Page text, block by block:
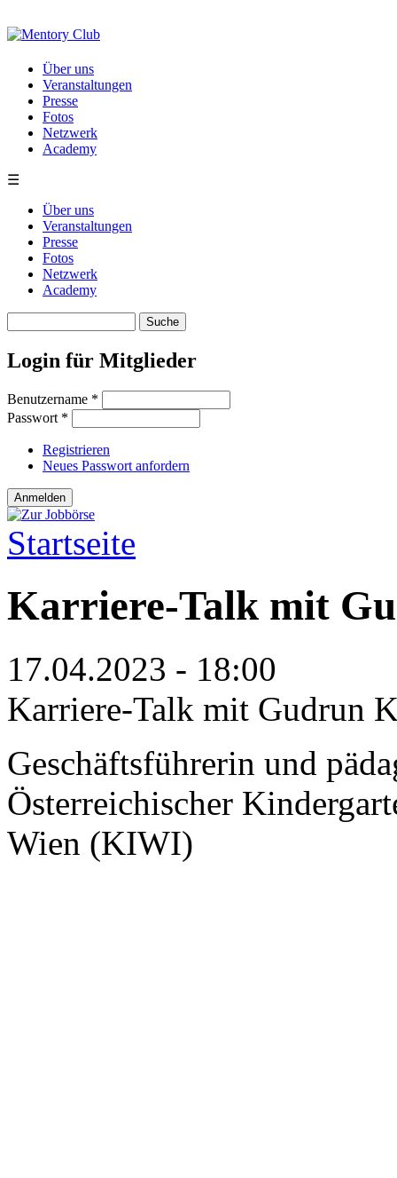
Über uns
Veranstaltungen
Presse
Fotos
Netzwerk
Academy
☰
Über uns
Veranstaltungen
Presse
Fotos
Netzwerk
Academy
Login für Mitglieder
Benutzername *
Passwort *
Registrieren
Neues Passwort anfordern
Sie sind hier
Startseite
Karriere-Talk mit
17.04.2023 - 18:00
Karriere-Talk mit Gudrun
Geschäftsführerin und
Österreichischer
Wien (KIWI)